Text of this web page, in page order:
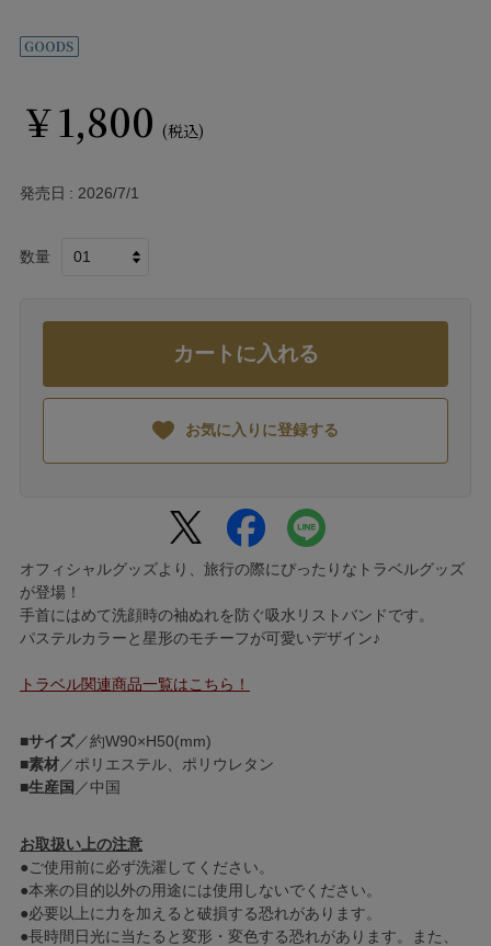
￥1,800 (税込)
発売日 2026/7/1
数量
カートに入れる
お気に入りに登録する
オフィシャルグッズより、旅行の際にぴったりなトラベルグッズ
が登場！
手首にはめて洗顔時の袖ぬれを防ぐ吸水リストバンドです。
パステルカラーと星形のモチーフが可愛いデザイン♪
トラベル関連商品一覧はこちら！
■サイズ／約W90×H50(mm)
■素材／ポリエステル、ポリウレタン
■生産国 ／中国
お取扱い上の注意
●ご使用前に必ず洗濯してください。
●本来の目的以外の用途には使用しないでください。
●必要以上に力を加えると破損する恐れがあります。
●長時間日光に当たると変形・変色する恐れがあります。また、